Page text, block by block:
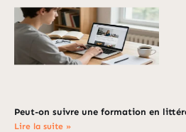
Peut-on suivre une formation en
Lire la suite »